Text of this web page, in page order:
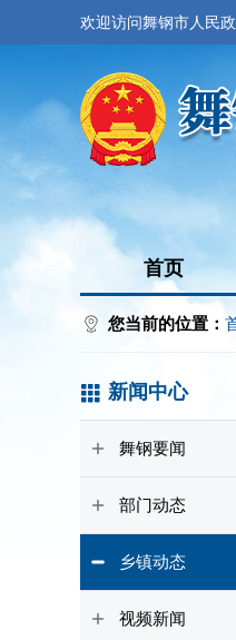
欢迎访问舞钢市人民
首页
您当前的位置：
新闻中心
舞钢要闻
部门动态
乡镇动态
视频新闻